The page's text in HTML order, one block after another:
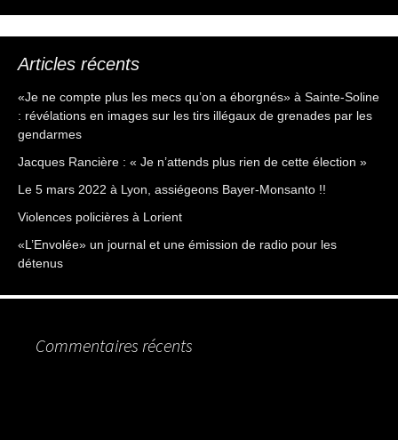
Articles récents
«Je ne compte plus les mecs qu’on a éborgnés» à Sainte-Soline
: révélations en images sur les tirs illégaux de grenades par les
gendarmes
Jacques Rancière : « Je n’attends plus rien de cette élection »
Le 5 mars 2022 à Lyon, assiégeons Bayer-Monsanto !!
Violences policières à Lorient
«L’Envolée» un journal et une émission de radio pour les
détenus
Commentaires récents